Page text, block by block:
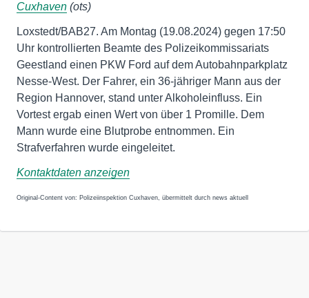
Cuxhaven (ots)
Loxstedt/BAB27. Am Montag (19.08.2024) gegen 17:50
Uhr kontrollierten Beamte des Polizeikommissariats
Geestland einen PKW Ford auf dem Autobahnparkplatz
Nesse-West. Der Fahrer, ein 36-jähriger Mann aus der
Region Hannover, stand unter Alkoholeinfluss. Ein
Vortest ergab einen Wert von über 1 Promille. Dem
Mann wurde eine Blutprobe entnommen. Ein
Strafverfahren wurde eingeleitet.
Kontaktdaten anzeigen
Original-Content von: Polizeiinspektion Cuxhaven, übermittelt durch news aktuell